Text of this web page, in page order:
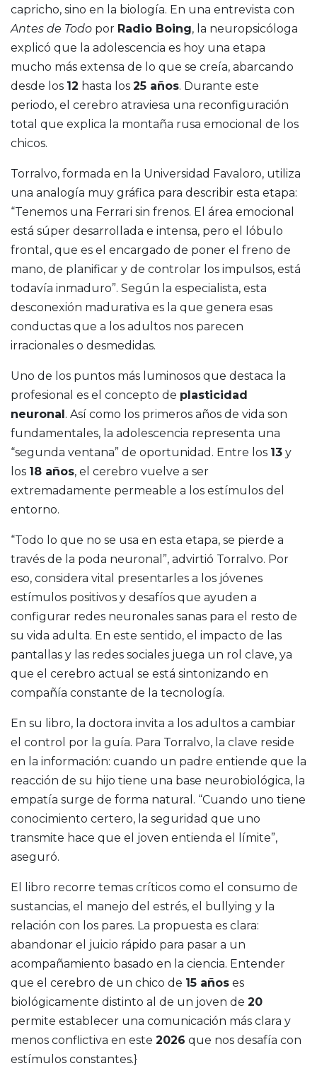
capricho, sino en la biología. En una entrevista con
Antes de Todo por Radio Boing, la neuropsicóloga
explicó que la adolescencia es hoy una etapa
mucho más extensa de lo que se creía, abarcando
desde los 12 hasta los 25 años. Durante este
periodo, el cerebro atraviesa una reconfiguración
total que explica la montaña rusa emocional de los
chicos.
Torralvo, formada en la Universidad Favaloro, utiliza
una analogía muy gráfica para describir esta etapa:
“Tenemos una Ferrari sin frenos. El área emocional
está súper desarrollada e intensa, pero el lóbulo
frontal, que es el encargado de poner el freno de
mano, de planificar y de controlar los impulsos, está
todavía inmaduro”. Según la especialista, esta
desconexión madurativa es la que genera esas
conductas que a los adultos nos parecen
irracionales o desmedidas.
Uno de los puntos más luminosos que destaca la
profesional es el concepto de plasticidad
neuronal . Así como los primeros años de vida son
fundamentales, la adolescencia representa una
“segunda ventana” de oportunidad. Entre los 13 y
los 18 años, el cerebro vuelve a ser
extremadamente permeable a los estímulos del
entorno.
“Todo lo que no se usa en esta etapa, se pierde a
través de la poda neuronal”, advirtió Torralvo. Por
eso, considera vital presentarles a los jóvenes
estímulos positivos y desafíos que ayuden a
configurar redes neuronales sanas para el resto de
su vida adulta. En este sentido, el impacto de las
pantallas y las redes sociales juega un rol clave, ya
que el cerebro actual se está sintonizando en
compañía constante de la tecnología.
En su libro, la doctora invita a los adultos a cambiar
el control por la guía. Para Torralvo, la clave reside
en la información: cuando un padre entiende que la
reacción de su hijo tiene una base neurobiológica, la
empatía surge de forma natural. “Cuando uno tiene
conocimiento certero, la seguridad que uno
transmite hace que el joven entienda el límite”,
aseguró.
El libro recorre temas críticos como el consumo de
sustancias, el manejo del estrés, el bullying y la
relación con los pares. La propuesta es clara:
abandonar el juicio rápido para pasar a un
acompañamiento basado en la ciencia. Entender
que el cerebro de un chico de 15 años es
biológicamente distinto al de un joven de 20
permite establecer una comunicación más clara y
menos conflictiva en este 2026 que nos desafía con
estímulos constantes.}